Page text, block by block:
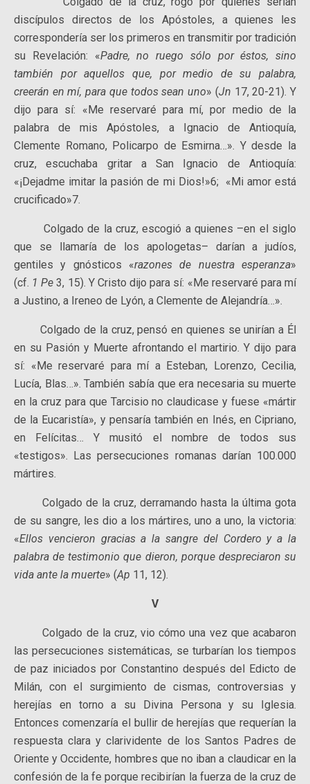
discípulos directos de los Apóstoles, a quienes les
correspondería ser los primeros en transmitir por tradición
su Revelación: «Padre, no ruego sólo por éstos, sino
también por aquellos que, por medio de su palabra,
creerán en mí, para que todos sean uno» (Jn 17, 20-21). Y
dijo para sí: «Me reservaré para mí, por medio de la
palabra de mis Apóstoles, a Ignacio de Antioquía,
Clemente Romano, Policarpo de Esmirna…». Y desde la
cruz, escuchaba gritar a San Ignacio de Antioquía:
«¡Dejadme imitar la pasión de mi Dios!»6; «Mi amor está
crucificado»7.
Colgado de la cruz, escogió a quienes –en el siglo
que se llamaría de los apologetas– darían a judíos,
gentiles y gnósticos «razones de nuestra esperanza»
(cf. 1 Pe3, 15). Y Cristo dijo para sí: «Me reservaré para mí
a Justino, a Ireneo de Lyón, a Clemente de Alejandría…».
Colgado de la cruz, pensó en quienes se unirían a Él
en su Pasión y Muerte afrontando el martirio. Y dijo para
sí: «Me reservaré para mí a Esteban, Lorenzo, Cecilia,
Lucía, Blas…». También sabía que era necesaria su muerte
en la cruz para que Tarcisio no claudicase y fuese «mártir
de la Eucaristía», y pensaría también en Inés, en Cipriano,
en Felícitas… Y musitó el nombre de todos sus
«testigos». Las persecuciones romanas darían 100.000
mártires.
Colgado de la cruz, derramando hasta la última gota
de su sangre, les dio a los mártires, uno a uno, la victoria:
«Ellos vencieron gracias a la sangre del Cordero y a la
palabra de testimonio que dieron, porque despreciaron su
vida ante la muerte» (Ap 11, 12).
V
Colgado de la cruz, vio cómo una vez que acabaron
las persecuciones sistemáticas, se turbarían los tiempos
de paz iniciados por Constantino después del Edicto de
Milán, con el surgimiento de cismas, controversias y
herejías en torno a su Divina Persona y su Iglesia.
Entonces comenzaría el bullir de herejías que requerían la
respuesta clara y clarividente de los Santos Padres de
Oriente y Occidente, hombres que no iban a claudicar en la
confesión de la fe porque recibirían la fuerza de la cruz de